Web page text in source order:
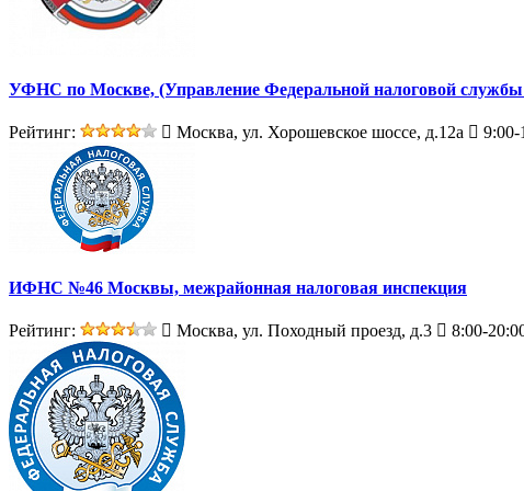
УФНС по Москве, (Управление Федеральной налоговой
Рейтинг: Москва, ул. Хорошевское шоссе, д.12а 9:00-
ИФНС №46 Москвы, межрайонная налоговая инспекция
Рейтинг: Москва, ул. Походный проезд, д.3 8:00-